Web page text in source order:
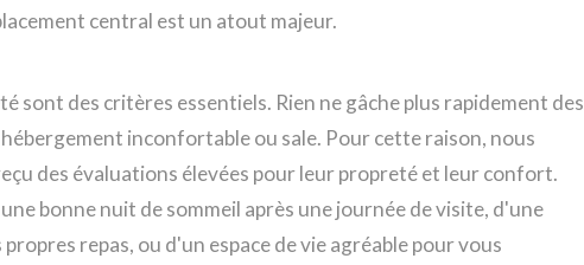
central est un atout majeur.
sont des critères essentiels. Rien ne gâche plus rapidement des
inconfortable ou sale. Pour cette raison, nous
des évaluations élevées pour leur propreté et leur confort.
bonne nuit de sommeil après une journée de visite, d'une
repas, ou d'un espace de vie agréable pour vous